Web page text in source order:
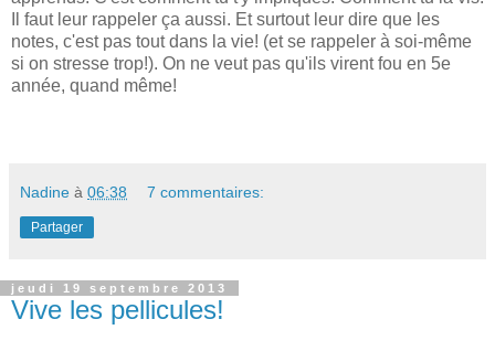
Il faut leur rappeler ça aussi. Et surtout leur dire que les
notes, c'est pas tout dans la vie! (et se rappeler à soi-même
si on stresse trop!). On ne veut pas qu'ils virent fou en 5e
année, quand même!
Nadine à 06:38 7 commentaires:
Partager
jeudi 19 septembre 2013
Vive les pellicules!